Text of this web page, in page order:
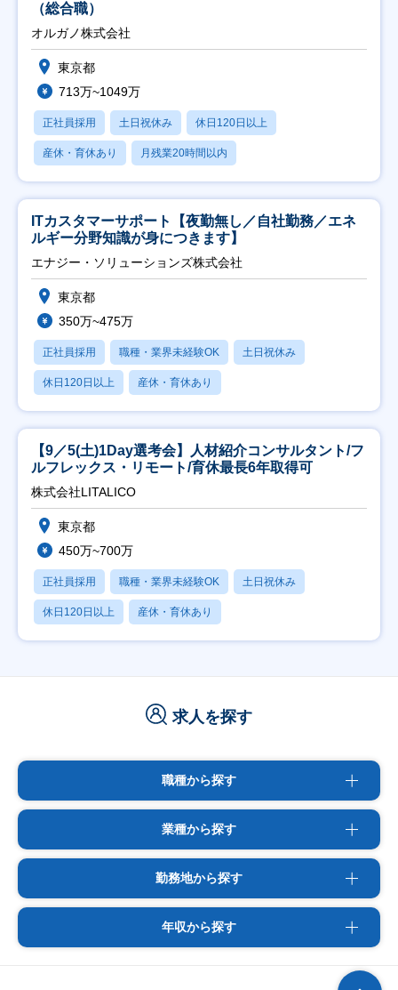
（総合職）
オルガノ株式会社
東京都
713万~1049万
正社員採用 土日祝休み 休日120日以上
産休・育休あり 月残業20時間以内
ITカスタマーサポート【夜勤無し／自社勤務／エネ
ルギー分野知識が身につきます】
エナジー・ソリューションズ株式会社
東京都
350万~475万
正社員採用 職種・業界未経験OK 土日祝休み
休日120日以上 産休・育休あり
【9／5(土)1Day選考会】人材紹介コンサルタント/フ
ルフレックス・リモート/育休最長6年取得可
株式会社LITALICO
東京都
450万~700万
正社員採用 職種・業界未経験OK 土日祝休み
休日120日以上 産休・育休あり
求人を探す
職種から探す
業種から探す
勤務地から探す
年収から探す